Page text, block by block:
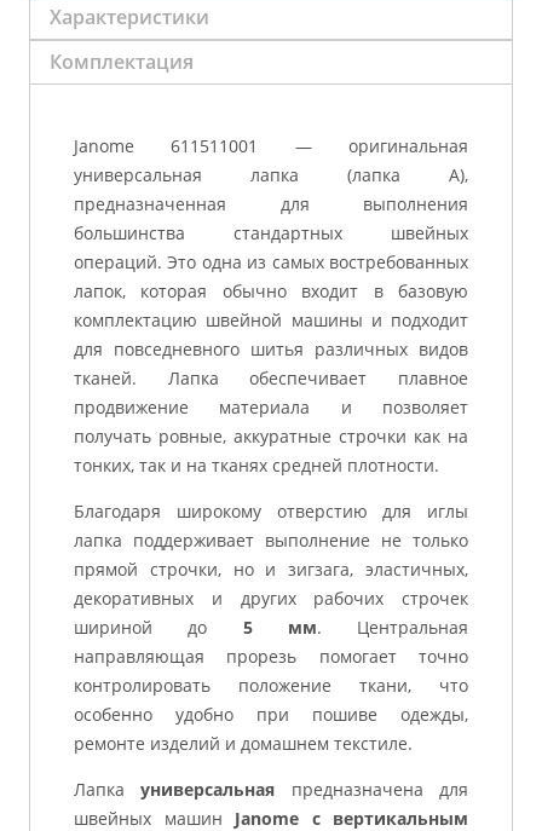
Характеристики
Комплектация
Janome 611511001 — оригинальная
универсальная лапка (лапка A),
предназначенная для выполнения
большинства стандартных швейных
операций. Это одна из самых востребованных
лапок, которая обычно входит в базовую
комплектацию швейной машины и подходит
для повседневного шитья различных видов
тканей. Лапка обеспечивает плавное
продвижение материала и позволяет
получать ровные, аккуратные строчки как на
тонких, так и на тканях средней плотности.
Благодаря широкому отверстию для иглы
лапка поддерживает выполнение не только
прямой строчки, но и зигзага, эластичных,
декоративных и других рабочих строчек
шириной до 5 мм. Центральная
направляющая прорезь помогает точно
контролировать положение ткани, что
особенно удобно при пошиве одежды,
ремонте изделий и домашнем текстиле.
Лапкауниверсальная предназначена для
швейных машин Janome с вертикальным